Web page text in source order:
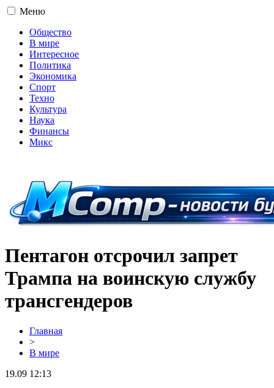
Меню
Общество
В мире
Интересное
Политика
Экономика
Спорт
Техно
Культура
Наука
Финансы
Микс
Пентагон отсрочил запрет
Трампа на воинскую службу
трансгендеров
Главная
>
В мире
19.09 12:13